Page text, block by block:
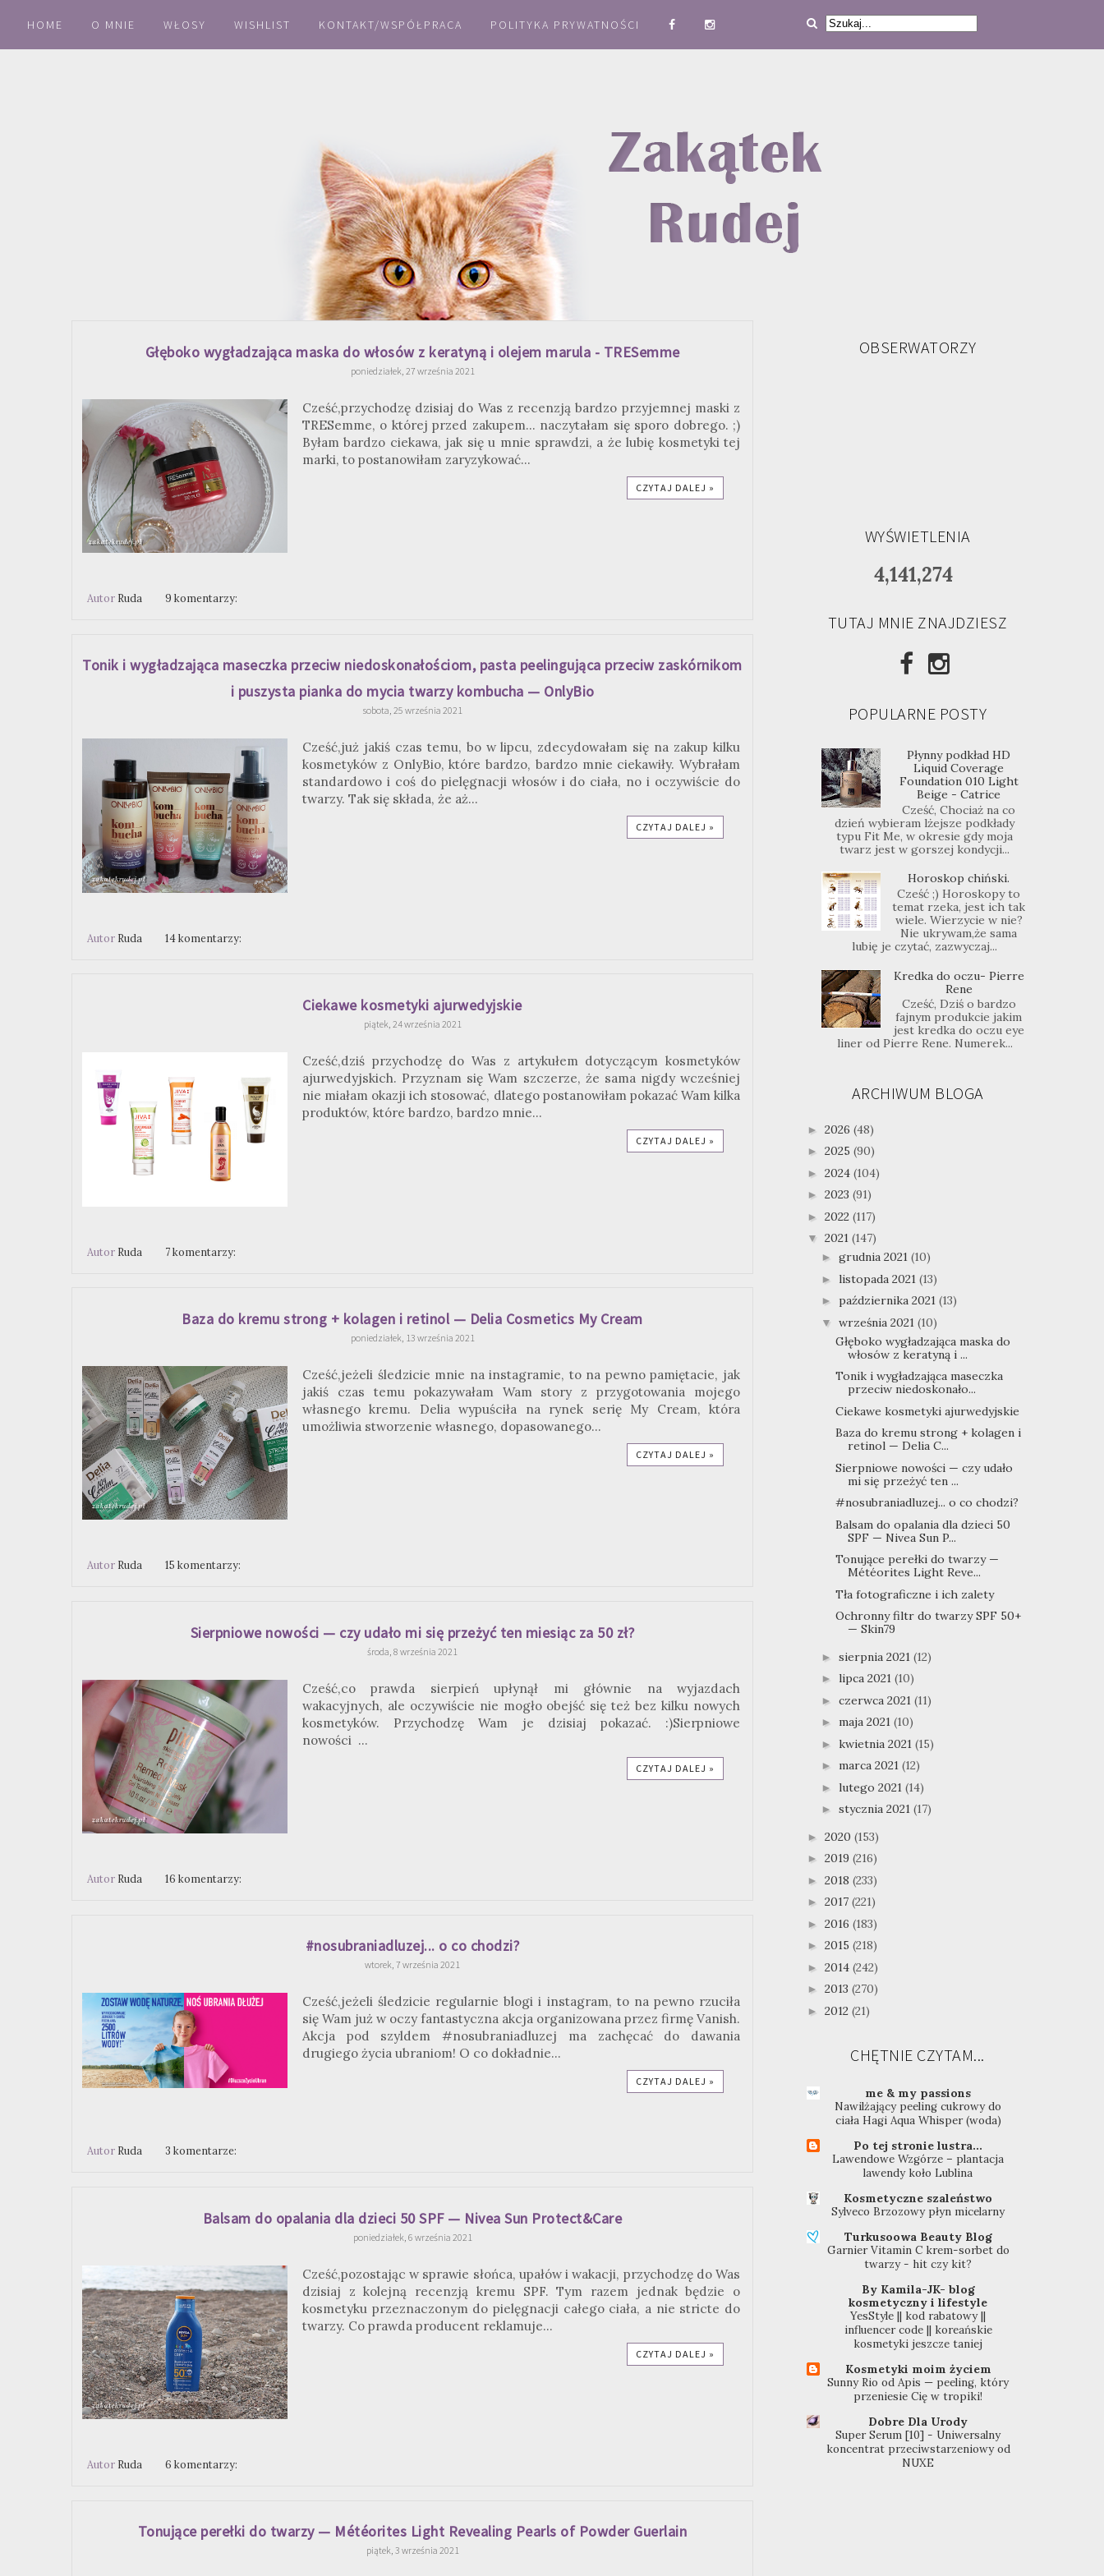
HOME O MNIE WŁOSY WISHLIST KONTAKT/WSPÓŁPRACA POLITYKA PRYWATNOŚCI
Głęboko wygładzająca maska do włosów z keratyną i olejem marula - TRESemme
poniedziałek, 27 września 2021
Cześć,przychodzę dzisiaj do Was z recenzją bardzo przyjemnej maski z
TRESemme, o której przed zakupem... naczytałam się sporo dobrego. ;)
Byłam bardzo ciekawa, jak się u mnie sprawdzi, a że lubię kosmetyki tej
marki, to postanowiłam zaryzykować...
CZYTAJ DALEJ »
Autor Ruda 9 komentarzy:
Tonik i wygładzająca maseczka przeciw niedoskonałościom, pasta peelingująca przeciw zaskórnikom
i puszysta pianka do mycia twarzy kombucha — OnlyBio
sobota, 25 września 2021
Cześć,już jakiś czas temu, bo w lipcu, zdecydowałam się na zakup kilku
kosmetyków z OnlyBio, które bardzo, bardzo mnie ciekawiły. Wybrałam
standardowo i coś do pielęgnacji włosów i do ciała, no i oczywiście do
twarzy. Tak się składa, że aż...
CZYTAJ DALEJ »
Autor Ruda 14 komentarzy:
Ciekawe kosmetyki ajurwedyjskie
piątek, 24 września 2021
Cześć,dziś przychodzę do Was z artykułem dotyczącym kosmetyków
ajurwedyjskich. Przyznam się Wam szczerze, że sama nigdy wcześniej
nie miałam okazji ich stosować, dlatego postanowiłam pokazać Wam kilka
produktów, które bardzo, bardzo mnie...
CZYTAJ DALEJ »
Autor Ruda 7 komentarzy:
Baza do kremu strong + kolagen i retinol — Delia Cosmetics My Cream
poniedziałek, 13 września 2021
Cześć,jeżeli śledzicie mnie na instagramie, to na pewno pamiętacie, jak
jakiś czas temu pokazywałam Wam story z przygotowania mojego
własnego kremu. Delia wypuściła na rynek serię My Cream, która
umożliwia stworzenie własnego, dopasowanego...
CZYTAJ DALEJ »
Autor Ruda 15 komentarzy:
Sierpniowe nowości — czy udało mi się przeżyć ten miesiąc za 50 zł?
środa, 8 września 2021
Cześć,co prawda sierpień upłynął mi głównie na wyjazdach
wakacyjnych, ale oczywiście nie mogło obejść się też bez kilku nowych
kosmetyków. Przychodzę Wam je dzisiaj pokazać. :)Sierpniowe
nowości ...
CZYTAJ DALEJ »
Autor Ruda 16 komentarzy:
#nosubraniadluzej... o co chodzi?
wtorek, 7 września 2021
Cześć,jeżeli śledzicie regularnie blogi i instagram, to na pewno rzuciła
się Wam już w oczy fantastyczna akcja organizowana przez firmę Vanish.
Akcja pod szyldem #nosubraniadluzej ma zachęcać do dawania
drugiego życia ubraniom! O co dokładnie...
CZYTAJ DALEJ »
Autor Ruda 3 komentarze:
Balsam do opalania dla dzieci 50 SPF — Nivea Sun Protect&Care
poniedziałek, 6 września 2021
Cześć,pozostając w sprawie słońca, upałów i wakacji, przychodzę do Was
dzisiaj z kolejną recenzją kremu SPF. Tym razem jednak będzie o
kosmetyku przeznaczonym do pielęgnacji całego ciała, a nie stricte do
twarzy. Co prawda producent reklamuje...
CZYTAJ DALEJ »
Autor Ruda 6 komentarzy:
Tonujące perełki do twarzy — Météorites Light Revealing Pearls of Powder Guerlain
piątek, 3 września 2021
OBSERWATORZY
WYŚWIETLENIA
4,141,274
TUTAJ MNIE ZNAJDZIESZ
POPULARNE POSTY
Płynny podkład HD
Liquid Coverage
Foundation 010 Light
Beige - Catrice
Cześć, Chociaż na co
dzień wybieram lżejsze podkłady
typu Fit Me, w okresie gdy moja
twarz jest w gorszej kondycji...
Horoskop chiński.
Cześć ;) Horoskopy to
temat rzeka, jest ich tak
wiele. Wierzycie w nie?
Nie ukrywam,że sama
lubię je czytać, zazwyczaj...
Kredka do oczu- Pierre
Rene
Cześć, Dziś o bardzo
fajnym produkcie jakim
jest kredka do oczu eye
liner od Pierre Rene. Numerek...
ARCHIWUM BLOGA
► 2026 (48)
► 2025 (90)
► 2024 (104)
► 2023 (91)
► 2022 (117)
▼ 2021 (147)
► grudnia 2021 (10)
► listopada 2021 (13)
► października 2021 (13)
▼ września 2021 (10)
Głęboko wygładzająca maska do
włosów z keratyną i ...
Tonik i wygładzająca maseczka
przeciw niedoskonało...
Ciekawe kosmetyki ajurwedyjskie
Baza do kremu strong + kolagen i
retinol — Delia C...
Sierpniowe nowości — czy udało
mi się przeżyć ten ...
#nosubraniadluzej... o co chodzi?
Balsam do opalania dla dzieci 50
SPF — Nivea Sun P...
Tonujące perełki do twarzy —
Météorites Light Reve...
Tła fotograficzne i ich zalety
Ochronny filtr do twarzy SPF 50+
— Skin79
► sierpnia 2021 (12)
► lipca 2021 (10)
► czerwca 2021 (11)
► maja 2021 (10)
► kwietnia 2021 (15)
► marca 2021 (12)
► lutego 2021 (14)
► stycznia 2021 (17)
► 2020 (153)
► 2019 (216)
► 2018 (233)
► 2017 (221)
► 2016 (183)
► 2015 (218)
► 2014 (242)
► 2013 (270)
► 2012 (21)
CHĘTNIE CZYTAM...
me & my passions
Nawilżający peeling cukrowy do
ciała Hagi Aqua Whisper (woda)
Po tej stronie lustra...
Lawendowe Wzgórze – plantacja
lawendy koło Lublina
Kosmetyczne szaleństwo
Sylveco Brzozowy płyn micelarny
Turkusoowa Beauty Blog
Garnier Vitamin C krem-sorbet do
twarzy - hit czy kit?
By Kamila-JK- blog
kosmetyczny i lifestyle
YesStyle || kod rabatowy ||
influencer code || koreańskie
kosmetyki jeszcze taniej
Kosmetyki moim życiem
Sunny Rio od Apis — peeling, który
przeniesie Cię w tropiki!
Dobre Dla Urody
Super Serum [10] - Uniwersalny
koncentrat przeciwstarzeniowy od
NUXE